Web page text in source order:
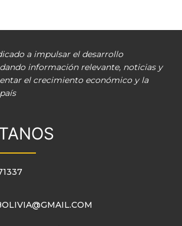
a impulsar el desarrollo
información relevante, noticias y
el crecimiento económico y la